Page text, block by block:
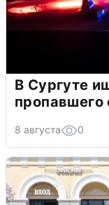
В Сургуте
пропавшего
8 августа 0